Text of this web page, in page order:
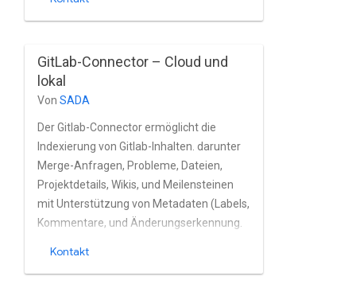
GitLab-Connector – Cloud und
lokal
Von SADA
Der Gitlab-Connector ermöglicht die
Indexierung von Gitlab-Inhalten. darunter
Merge-Anfragen, Probleme, Dateien,
Projektdetails, Wikis, und Meilensteinen
mit Unterstützung von Metadaten (Labels,
Kommentare, und Änderungserkennung.
Kontakt